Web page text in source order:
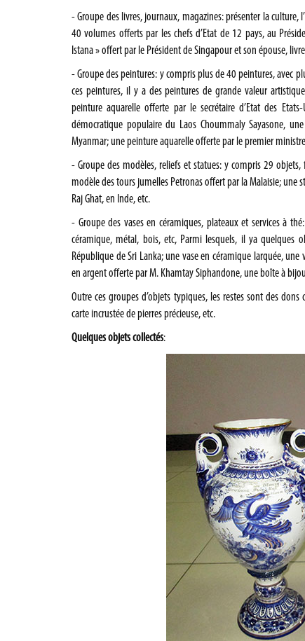
- Groupe des livres, journaux, magazines: présenter la
40 volumes offerts par les chefs d’Etat de 12 pays, au
Istana » offert par le Président de Singapour et son épouse,
- Groupe des peintures: y compris plus de 40 peintures, avec
ces peintures, il y a des peintures de grande valeur
peinture aquarelle offerte par le secrétaire d’Etat des
démocratique populaire du Laos Choummaly Sayasone,
Myanmar; une peinture aquarelle offerte par le premier
- Groupe des modèles, reliefs et statues: y compris 29
modèle des tours jumelles Petronas offert par la Malaisie; une
Raj Ghat, en Inde, etc.
- Groupe des vases en céramiques, plateaux et services à
céramique, métal, bois, etc, Parmi lesquels, il ya quelques
République de Sri Lanka; une vase en céramique larquée,
en argent offerte par M. Khamtay Siphandone, une boîte à
Outre ces groupes d’objets typiques, les restes sont des
carte incrustée de pierres précieuse, etc.
Quelques objets collectés: